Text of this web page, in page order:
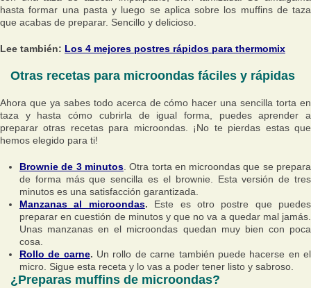
hasta formar una pasta y luego se aplica sobre los muffins de taza
que acabas de preparar. Sencillo y delicioso.
Lee también: Los 4 mejores postres rápidos para thermomix
Otras recetas para microondas fáciles y rápidas
Ahora que ya sabes todo acerca de cómo hacer una sencilla torta en
taza y hasta cómo cubrirla de igual forma, puedes aprender a
preparar otras recetas para microondas. ¡No te pierdas estas que
hemos elegido para ti!
Brownie de 3 minutos. Otra torta en microondas que se prepara
de forma más que sencilla es el brownie. Esta versión de tres
minutos es una satisfacción garantizada.
Manzanas al microondas. Este es otro postre que puedes
preparar en cuestión de minutos y que no va a quedar mal jamás.
Unas manzanas en el microondas quedan muy bien con poca
cosa.
Rollo de carne. Un rollo de carne también puede hacerse en el
micro. Sigue esta receta y lo vas a poder tener listo y sabroso.
¿Preparas muffins de microondas?